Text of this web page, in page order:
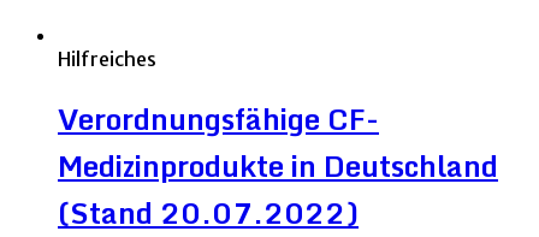
Hilfreiches
Verordnungsfähige CF-
Medizinprodukte in Deutschland
(Stand 20.07.2022)